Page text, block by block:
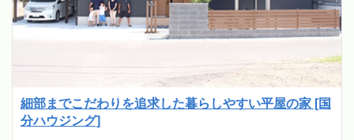
細部までこだわりを追求した暮らしやすい平屋の家 [国
分ハウジング]